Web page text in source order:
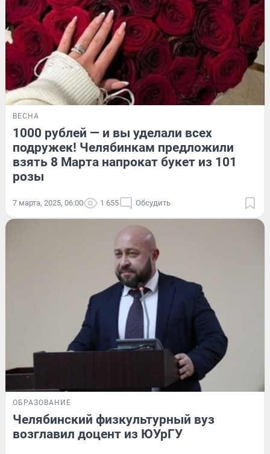
ВЕСНА
1000 рублей — и вы уделали всех
подружек! Челябинкам предложили
взять 8 Марта напрокат букет из 101
розы
7 марта, 2025, 06:00 1 655 Обсудить
ОБРАЗОВАНИЕ
Челябинский физкультурный вуз
возглавил доцент из ЮУрГУ